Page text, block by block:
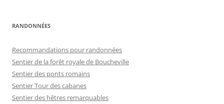
RANDONNÉES
Recommandations pour randonnées
Sentier de la forêt royale de Boucheville
Sentier des ponts romains
Sentier Tour des cabanes
Sentier des hêtres remarquables